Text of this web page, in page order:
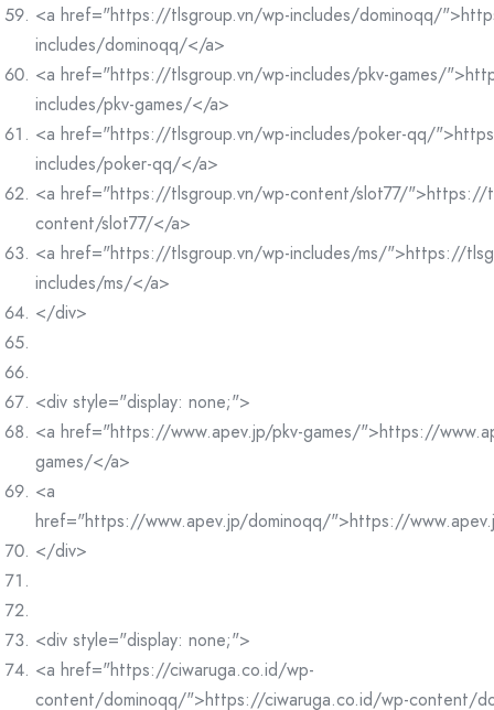
<a href="https://tlsgroup.vn/wp-includes/dominoqq/
includes/dominoqq/</a>
<a href="https://tlsgroup.vn/wp-includes/pkv-games/
includes/pkv-games/</a>
<a href="https://tlsgroup.vn/wp-includes/poker-qq/
includes/poker-qq/</a>
<a href="https://tlsgroup.vn/wp-content/slot77/">https://
content/slot77/</a>
<a href="https://tlsgroup.vn/wp-includes/ms/">https://
includes/ms/</a>
</div>
<div style="display: none;">
<a href="https://www.apev.jp/pkv-games/">https://
games/</a>
<a
href="https://www.apev.jp/dominoqq/">https://
</div>
<div style="display: none;">
<a href="https://ciwaruga.co.id/wp-
content/dominoqq/">https://ciwaruga.co.id/wp-content/